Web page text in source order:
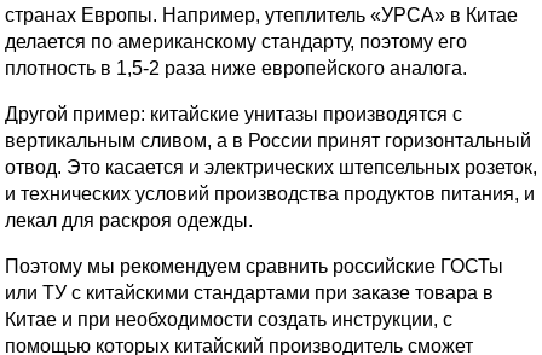
странах Европы. Например, утеплитель «УРСА» в Китае
делается по американскому стандарту, поэтому его
плотность в 1,5-2 раза ниже европейского аналога.
Другой пример: китайские унитазы производятся с
вертикальным сливом, а в России принят горизонтальный
отвод. Это касается и электрических штепсельных розеток,
и технических условий производства продуктов питания, и
лекал для раскроя одежды.
Поэтому мы рекомендуем сравнить российские ГОСТы
или ТУ с китайскими стандартами при заказе товара в
Китае и при необходимости создать инструкции, с
помощью которых китайский производитель сможет